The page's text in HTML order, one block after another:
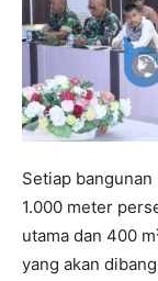
Setiap
1.000 meter
utama dan 400
yang akan